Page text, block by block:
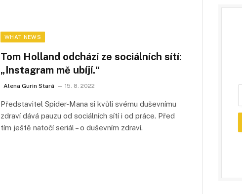
WHAT NEWS
Tom Holland odchází ze sociálních sítí:
„Instagram mě ubíjí.“
Alena Gurin Stará 15. 8. 2022
Představitel Spider-Mana si kvůli svému duševnímu
zdraví dává pauzu od sociálních sítí i od práce. Před
tím ještě natočí seriál – o duševním zdraví.